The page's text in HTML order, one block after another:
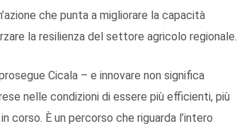
che punta a migliorare la capacità
la resilienza del settore agricolo regionale.
Cicala – e innovare non significa
nelle condizioni di essere più efficienti, più
È un percorso che riguarda l’intero